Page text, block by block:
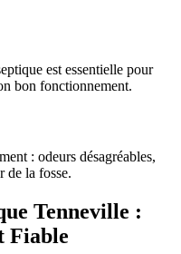
est essentielle pour
bon fonctionnement.
: odeurs désagréables,
de la fosse.
Tenneville :
Fiable